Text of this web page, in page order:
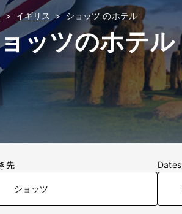
イギリス ショッツ のホテル
ッツのホテル
先 Dates